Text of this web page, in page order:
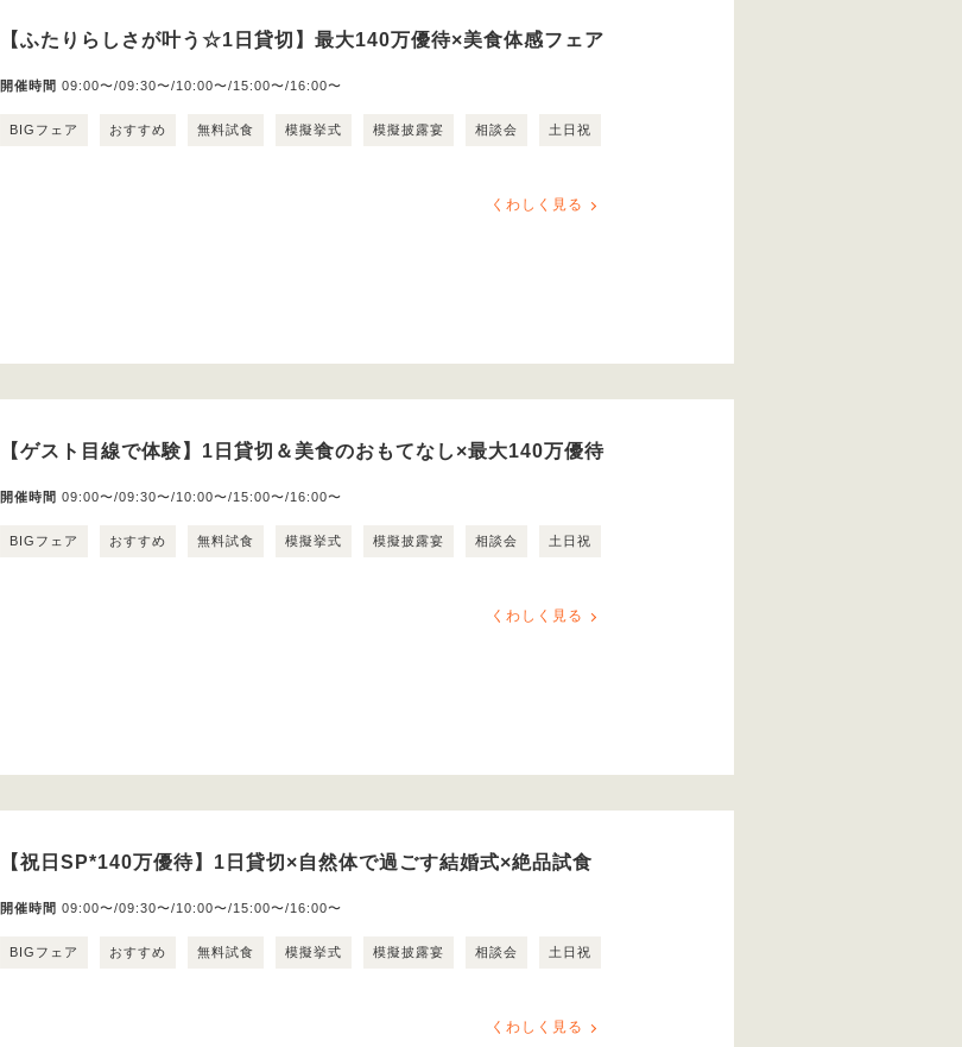
【ふたりらしさが叶う☆1日貸切】最大140万優待×美食体感フェア
開催時間 09:00〜/09:30〜/10:00〜/15:00〜/16:00〜
BIGフェア おすすめ 無料試食 模擬挙式 模擬披露宴 相談会 土日祝
くわしく見る
【ゲスト目線で体験】1日貸切＆美食のおもてなし×最大140万優待
開催時間 09:00〜/09:30〜/10:00〜/15:00〜/16:00〜
BIGフェア おすすめ 無料試食 模擬挙式 模擬披露宴 相談会 土日祝
くわしく見る
【祝日SP*140万優待】1日貸切×自然体で過ごす結婚式×絶品試食
開催時間 09:00〜/09:30〜/10:00〜/15:00〜/16:00〜
BIGフェア おすすめ 無料試食 模擬挙式 模擬披露宴 相談会 土日祝
くわしく見る